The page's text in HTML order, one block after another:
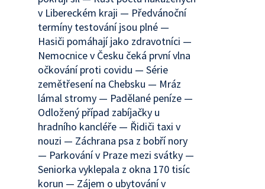
v Libereckém kraji — Předvánoční
termíny testování jsou plné —
Hasiči pomáhají jako zdravotníci —
Nemocnice v Česku čeká první vlna
očkování proti covidu — Série
zemětřesení na Chebsku — Mráz
lámal stromy — Padělané peníze —
Odložený případ zabíjačky u
hradního kancléře — Řidiči taxi v
nouzi — Záchrana psa z bobří nory
— Parkování v Praze mezi svátky —
Seniorka vyklepala z okna 170 tisíc
korun — Zájem o ubytování v